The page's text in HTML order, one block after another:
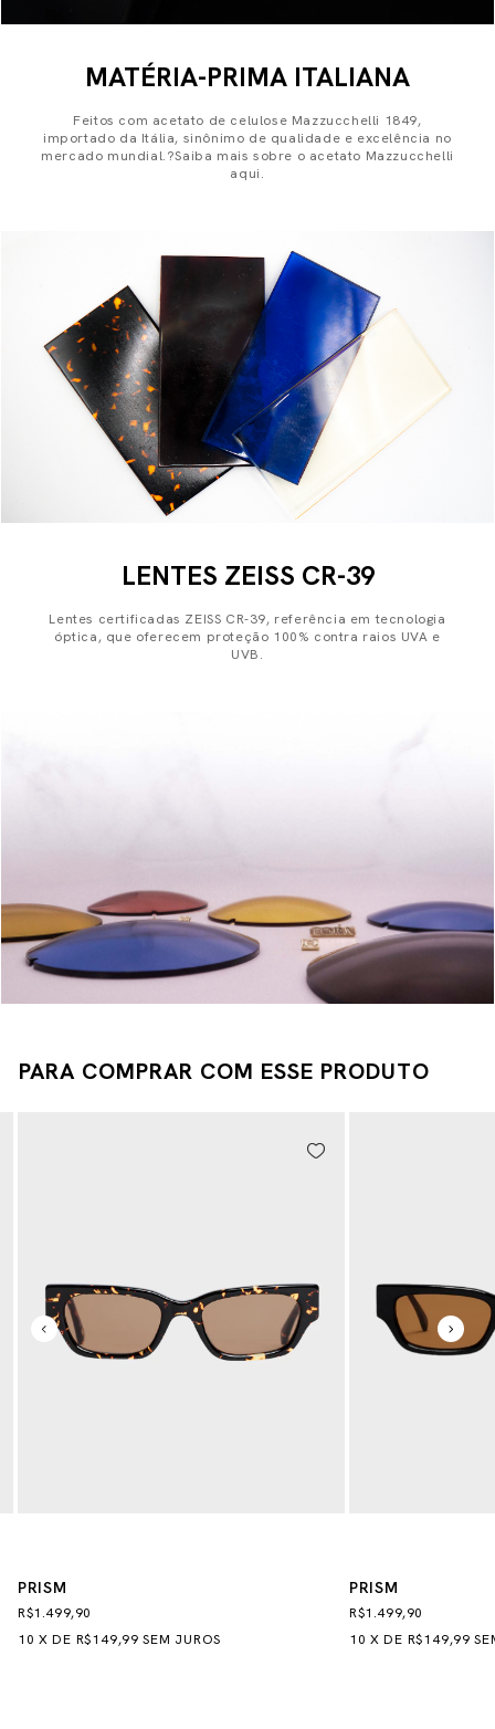
MATÉRIA-PRIMA ITALIANA
Feitos com acetato de celulose Mazzucchelli 1849,
importado da Itália, sinônimo de qualidade e excelência no
mercado mundial.?Saiba mais sobre o acetato Mazzucchelli
aqui.
LENTES ZEISS CR-39
Lentes certificadas ZEISS CR-39, referência em tecnologia
óptica, que oferecem proteção 100% contra raios UVA e
UVB.
PARA COMPRAR COM ESSE PRODUTO
PRISM
R$1.499,90
10 XDE R$149,99 SEM JUROS
PRISM
R$1.499,90
10 XDE R$149,99